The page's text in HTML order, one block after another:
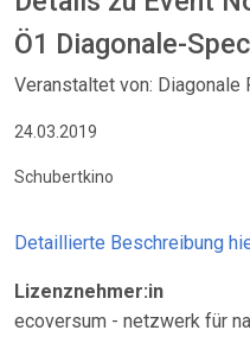
Ö1 Diagonale-
Veranstaltet von:
24.03.2019
Schubertkino
Detaillierte Beschreibung
Lizenznehmer:in
ecoversum - netzwerk für